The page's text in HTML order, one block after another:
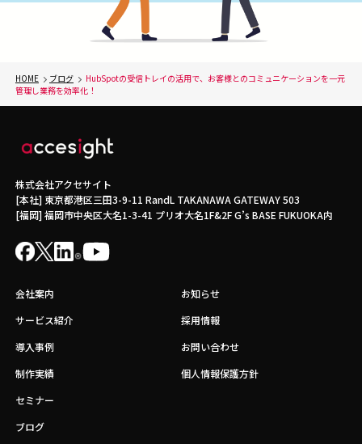
HOME ブログ
HubSpotの受信トレイの活用で、お客様とのコミュニケーションを一元
管理し業務を効率化！
株式会社アクセサイト
[本社] 東京都港区三田3-9-11 RandL TAKANAWA GATEWAY 503
[福岡] 福岡市中央区大名1-3-41 プリオ大名1F&2F G’s BASE FUKUOKA内
会社案内
サービス紹介
導入事例
制作実績
セミナー
ブログ
お知らせ
採用情報
お問い合わせ
個人情報保護方針